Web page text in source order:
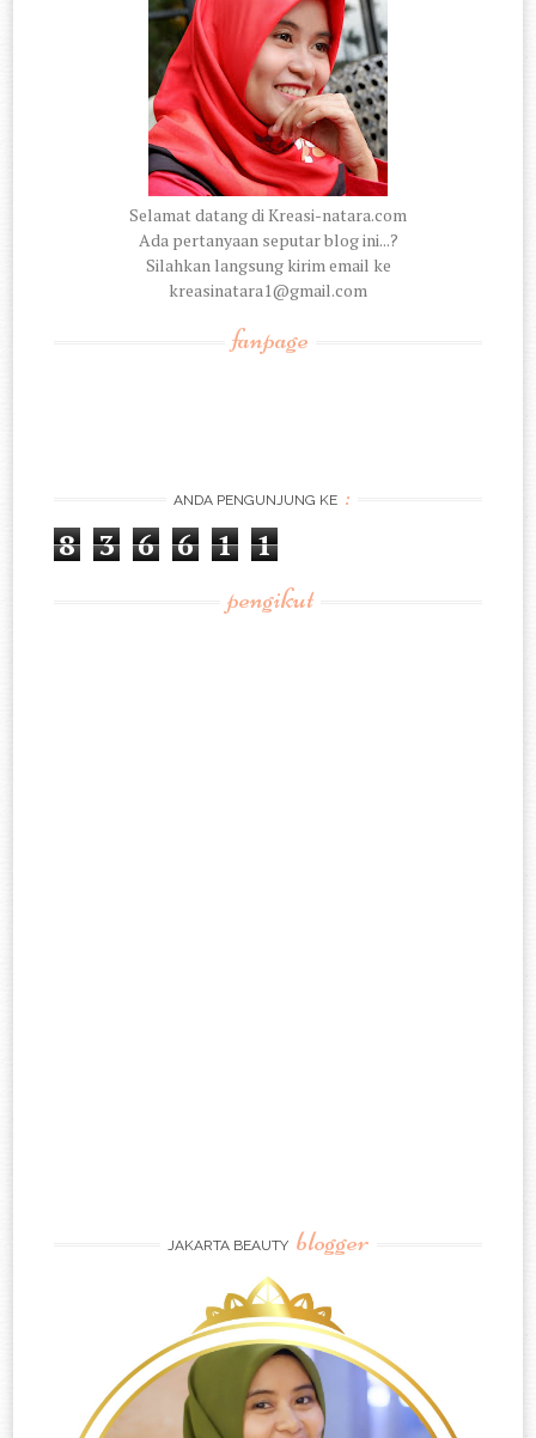
Selamat datang di Kreasi-natara.com
Ada pertanyaan seputar blog ini...?
Silahkan langsung kirim email ke
kreasinatara1@gmail.com
fanpage
ANDA PENGUNJUNG KE :
8 3 6 6 1 1
pengikut
JAKARTA BEAUTY blogger